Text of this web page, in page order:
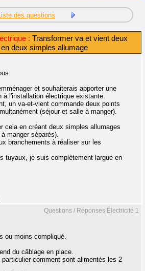
des questions
: Transformer va et vient deux
deux simples allumage
et souhaiterais apporter une
à l'installation électrique existante.
un va-et-vient commande deux points
(séjour et salle à manger).
cela en créant deux simples allumages
manger séparés).
branchements à réaliser sur les
tuyaux, je suis complètement largué en
Questions / Réponses Électricité 1
ou moins compliqué.
du câblage en place.
particulier comment sont alimentés les 2